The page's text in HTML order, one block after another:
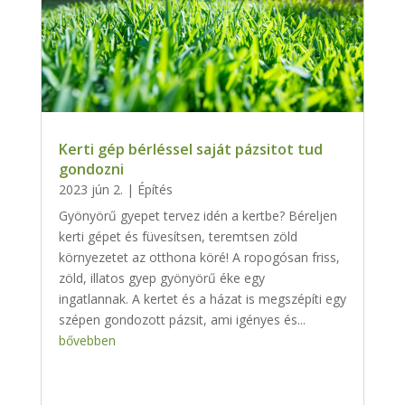
Kerti gép bérléssel saját pázsitot tud
gondozni
2023 jún 2. | Építés
Gyönyörű gyepet tervez idén a kertbe? Béreljen
kerti gépet és füvesítsen, teremtsen zöld
környezetet az otthona köré! A ropogósan friss,
zöld, illatos gyep gyönyörű éke egy
ingatlannak. A kertet és a házat is megszépíti egy
szépen gondozott pázsit, ami igényes és...
bővebben